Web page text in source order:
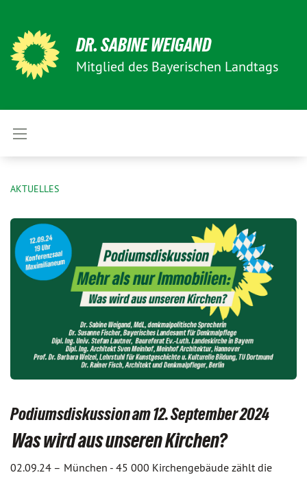
DR. SABINE WEIGAND
Mitglied des Bayerischen Landtags
AKTUELLES
Podiumsdiskussion am 12. September 2024
Was wird aus unseren Kirchen?
02.09.24 – München - 45 000 Kirchengebäude zählt die